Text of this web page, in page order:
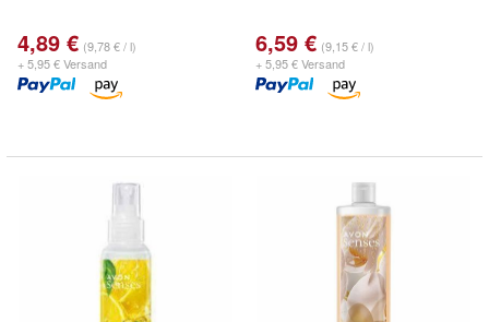
4,89 € (9,78 € / l)
+ 5,95 € Versand
6,59 € (9,15 € / l)
+ 5,95 € Versand